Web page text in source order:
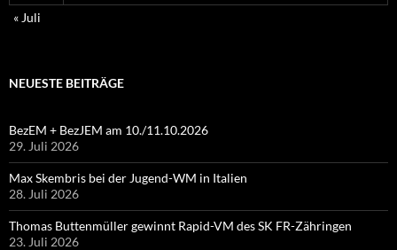
« Juli
NEUESTE BEITRÄGE
BezEM + BezJEM am 10./11.10.2026
29. Juli 2026
Max Skembris bei der Jugend-WM in Italien
28. Juli 2026
Thomas Buttenmüller gewinnt Rapid-VM des SK FR-Zähringen
23. Juli 2026